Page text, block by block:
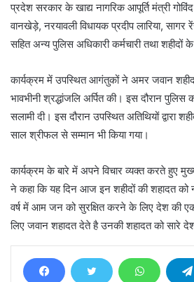
प्रदेश सरकार के खाद्य नागरिक आपूर्ति मंत्री
वानखेड़े, नरयावली विधायक प्रदीप लारिया,
सहित अन्य पुलिस अधिकारी कर्मचारी तथा
कार्यक्रम में उपस्थित आगंतुकों ने अमर जवान
भावभीनी श्रद्धांजलि अर्पित की। इस दौरान पुलिस
सलामी दी। इस दौरान उपस्थित अतिथियों द्वारा
साल श्रीफल से सम्मान भी किया गया।
कार्यक्रम के बारे में अपने विचार व्यक्त करते हुए
ने कहा कि यह दिन आज इन शहीदों की शहादत
वर्ष में आम जन को सुरक्षित करने के लिए देश की
लिए जवान शहादत देते है उनकी शहादत को सारे